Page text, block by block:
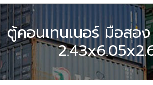
ตู้คอนเทนเนอร์ มือสอ